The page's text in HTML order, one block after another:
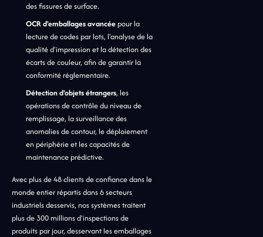
des fissures de surface.
OCR d'emballages avancée pour la
lecture de codes par lots, l'analyse de la
qualité d'impression et la détection des
écarts de couleur, afin de garantir la
conformité réglementaire.
Détection d'objets étrangers, les
opérations de contrôle du niveau de
remplissage, la surveillance des
anomalies de contour, le déploiement
en périphérie et les capacités de
maintenance prédictive.
Avec plus de 48 clients de confiance dans le
monde entier répartis dans 6 secteurs
industriels desservis, nos systèmes traitent
plus de 300 millions d'inspections de
produits par jour, desservant les emballages